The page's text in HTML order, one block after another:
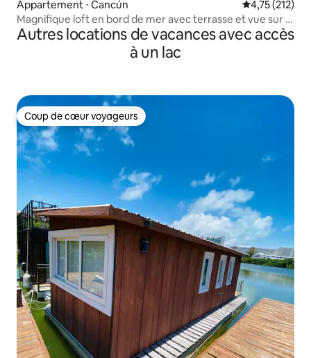
Appartement ⋅ Cancún Évaluation
4,75 (212)
Magnifique loft en bord de mer avec terrasse et vue sur le
lever du soleil
Autres locations de vacances avec accès
à un lac
Coup de cœur voyageurs
Coup de cœur voyageurs